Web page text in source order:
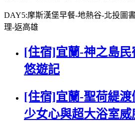
DAY5:摩斯漢堡早餐-地熱谷-北投圖
理-返高雄
[住宿]宜蘭-神之島
悠遊記
[住宿]宜蘭-聖荷緹
少女心與超大浴室威